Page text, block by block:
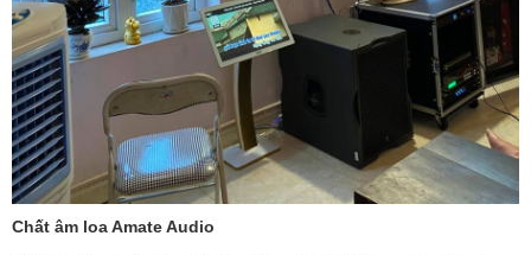
Chất âm loa Amate Audio